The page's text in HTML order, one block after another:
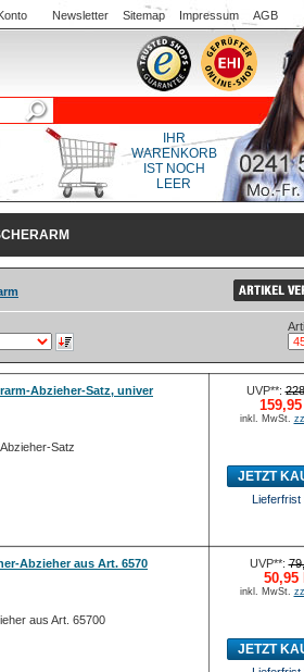
Newsletter Sitemap Impressum AGB
IHR
WARENKORB
IST NOCH
LEER
Abzieher-Satz, univer
Satz
UVP**:
inkl. MwSt.
JETZT
Lieferfrist
Abzieher aus Art. 6570
aus Art. 65700
UVP**:
50,95
inkl. MwSt.
JETZT